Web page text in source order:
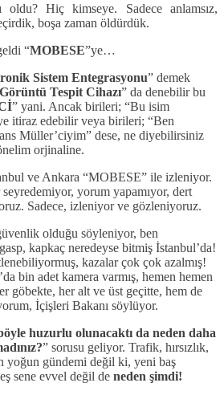
oldu? Hiç kimseye. Sadece anlamsız,
boşa zaman öldürdük.
“MOBESE”ye…
Sistem Entegrasyonu” demek
Görüntü Tespit Cihazı” da denebilir bu
” yani. Ancak birileri; “Bu isim
itiraz edebilir veya birileri; “Ben
Müller’ciyim” dese, ne diyebilirsiniz
orjinaline.
ve Ankara “MOBESE” ile izleniyor.
yorum yapamıyor, dert
Sadece, izleniyor ve gözleniyoruz.
olduğu söyleniyor, ben
kapkaç neredeyse bitmiş İstanbul’da!
kazalar çok çok azalmış!
bin adet kamera varmış, hemen hemen
göbekte, her alt ve üst geçitte, hem de
İçişleri Bakanı söylüyor.
huzurlu olunacaktı da neden daha
” sorusu geliyor. Trafik, hırsızlık,
yoğun gündemi değil ki, yeni baş
sene evvel değil de neden şimdi!